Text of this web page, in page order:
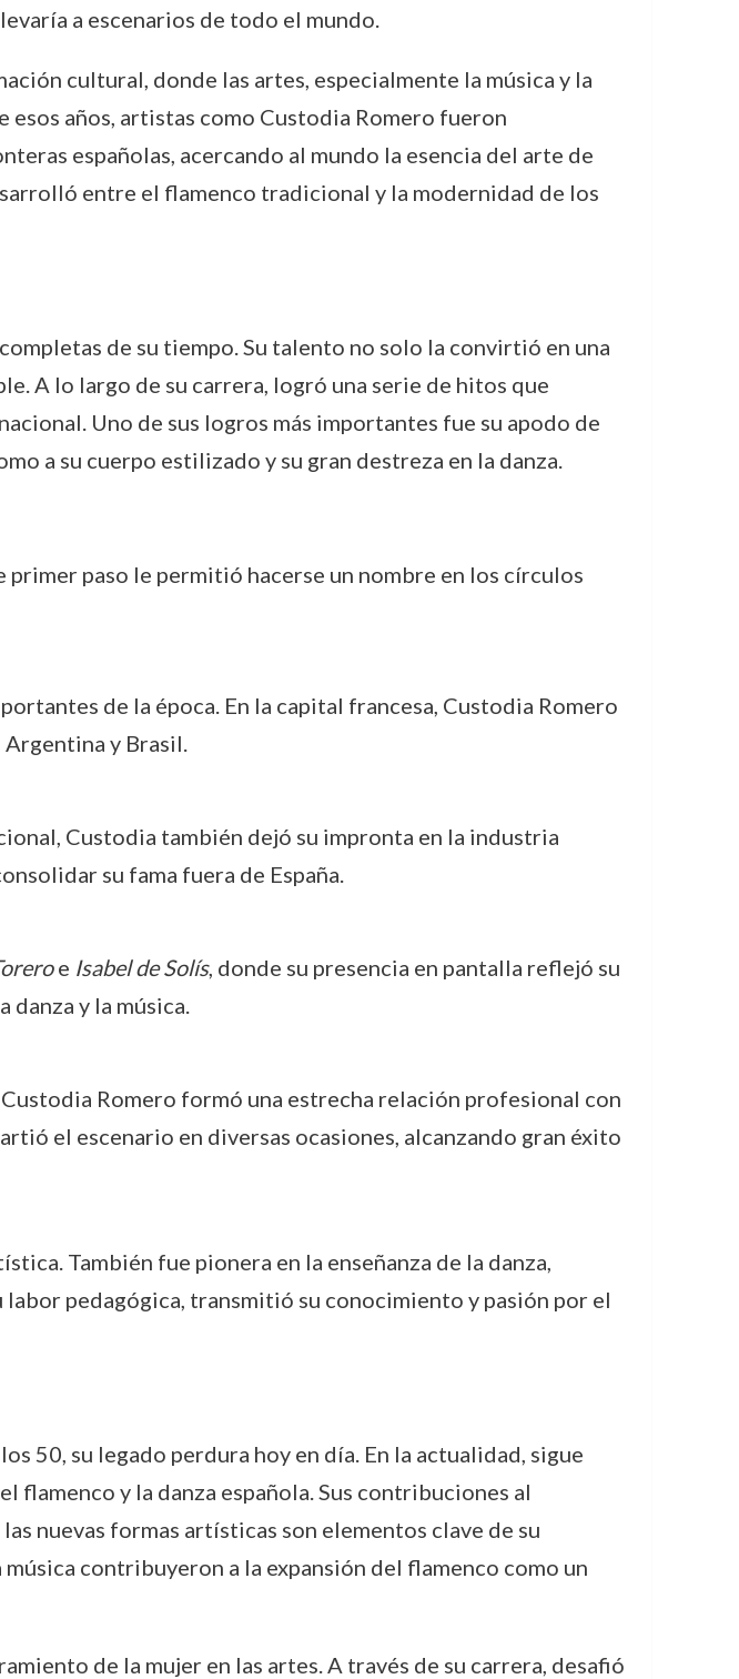
a escenarios de todo el mundo.
cultural, donde las artes, especialmente la música y la
esos años, artistas como Custodia Romero fueron
españolas, acercando al mundo la esencia del arte de
entre el flamenco tradicional y la modernidad de los
de su tiempo. Su talento no solo la convirtió en una
A lo largo de su carrera, logró una serie de hitos que
Uno de sus logros más importantes fue su apodo de
a su cuerpo estilizado y su gran destreza en la danza.
primer paso le permitió hacerse un nombre en los círculos
de la época. En la capital francesa, Custodia Romero
Argentina y Brasil.
Custodia también dejó su impronta en la industria
su fama fuera de España.
e Isabel de Solís, donde su presencia en pantalla reflejó su
y la música.
Romero formó una estrecha relación profesional con
el escenario en diversas ocasiones, alcanzando gran éxito
También fue pionera en la enseñanza de la danza,
pedagógica, transmitió su conocimiento y pasión por el
50, su legado perdura hoy en día. En la actualidad, sigue
y la danza española. Sus contribuciones al
nuevas formas artísticas son elementos clave de su
contribuyeron a la expansión del flamenco como un
de la mujer en las artes. A través de su carrera, desafió